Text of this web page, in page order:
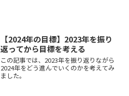
【2024年の目標】2023年を振り
返ってから目標を考える
この記事では、2023年を振り返りながら
2024年をどう進んでいくのかを考えてみ
ました。